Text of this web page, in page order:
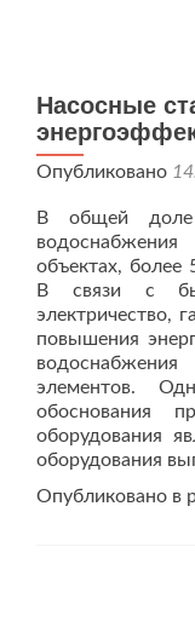
Насосные
Опубликовано
В общей доле
объектах,
В связи с
электричество,
повышения
элементов.
обоснования
оборудования
оборудования
Опубликовано в